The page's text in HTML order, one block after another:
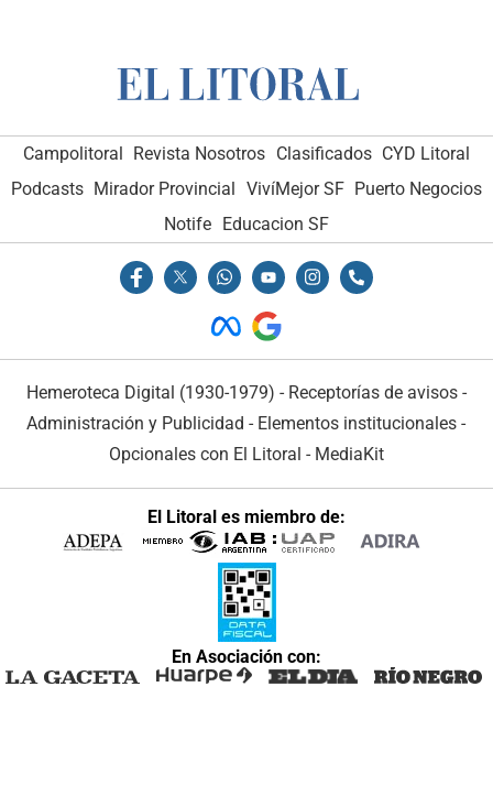
Campolitoral Revista Nosotros Clasificados CYD Litoral
Podcasts Mirador Provincial VivíMejor SF Puerto Negocios
Notife Educacion SF
Hemeroteca Digital (1930-1979) - Receptorías de avisos -
Administración y Publicidad - Elementos institucionales -
Opcionales con El Litoral - MediaKit
El Litoral es miembro de:
En Asociación con: